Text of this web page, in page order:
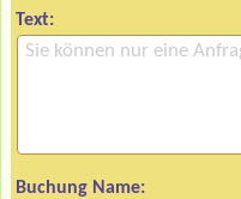
Text:
Buchung Name: